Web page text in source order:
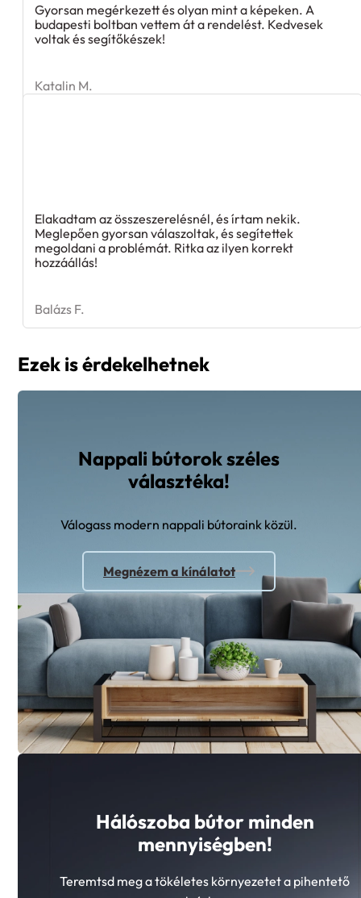
Gyorsan megérkezett és olyan mint a képeken. A
budapesti boltban vettem át a rendelést. Kedvesek
voltak és segítőkészek!
Katalin M.
Elakadtam az összeszerelésnél, és írtam nekik.
Meglepően gyorsan válaszoltak, és segítettek
megoldani a problémát. Ritka az ilyen korrekt
hozzáállás!
Balázs F.
Ezek is érdekelhetnek
Nappali bútorok széles
választéka!
Válogass modern nappali bútoraink közül.
Megnézem a kínálatot
Hálószoba bútor minden
mennyiségben!
Teremtsd meg a tökéletes környezetet a pihentető